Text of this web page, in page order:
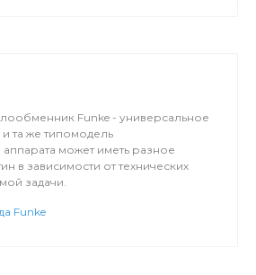
Funke - универсальное
та же типомодель
может иметь разное
в зависимости от технических
задачи.
Funke